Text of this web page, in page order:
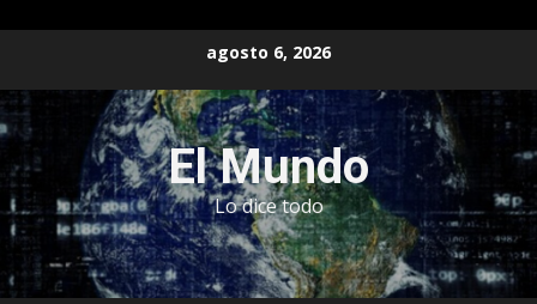
contenido
agosto 6, 2026
El Mundo
Lo dice todo